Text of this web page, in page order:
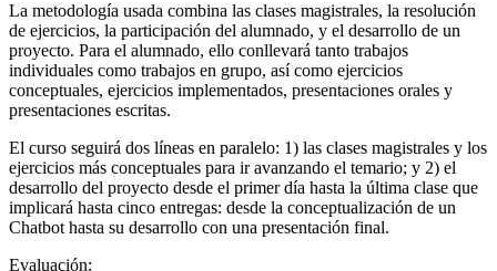
La metodología usada combina las clases magistrales, la resolución
de ejercicios, la participación del alumnado, y el desarrollo de un
proyecto. Para el alumnado, ello conllevará tanto trabajos
individuales como trabajos en grupo, así como ejercicios
conceptuales, ejercicios implementados, presentaciones orales y
presentaciones escritas.
El curso seguirá dos líneas en paralelo: 1) las clases magistrales y los
ejercicios más conceptuales para ir avanzando el temario; y 2) el
desarrollo del proyecto desde el primer día hasta la última clase que
implicará hasta cinco entregas: desde la conceptualización de un
Chatbot hasta su desarrollo con una presentación final.
Evaluación: